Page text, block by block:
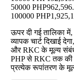
50000 PHP
100000 PHP
ऊपर दी गई तालिका
व्यापक चार्ट दिखाई
और RKC के मूल्य संबंध
PHP से RKC तक की
प्रत्येक रूपांतरण के